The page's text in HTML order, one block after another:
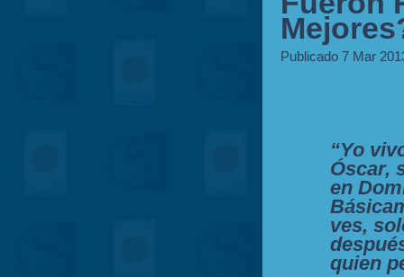
Publicado 7 Mar
“Yo
Óscar,
en
ves,
quien